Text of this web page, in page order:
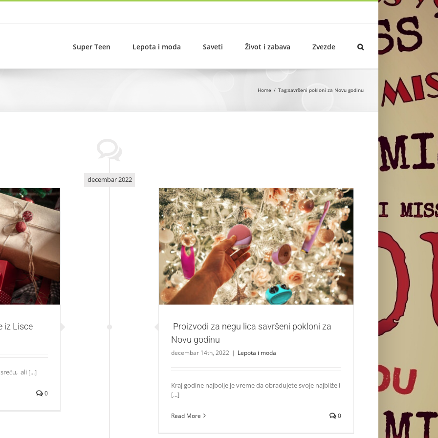
Super Teen Lepota i moda Saveti Život i zabava Zvezde
Home Tag:savršeni pokloni za Novu godinu
decembar 2022
Lisce
iz Lisce
ali [...]
0
Proizvodi za negu lica savršeni pokloni za Novu godinu
Lepota i moda
Proizvodi za negu lica savršeni pokloni za
Novu godinu
decembar 14th, 2022 | Lepota i moda
Kraj godine najbolje je vreme da obradujete svoje najbliže i
[...]
Read More 0